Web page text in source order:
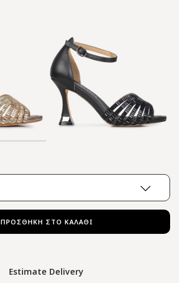
Estimate Delivery
ΠΡΟΣΘΗΚΗ ΣΤΟ ΚΑΛΑΘΙ